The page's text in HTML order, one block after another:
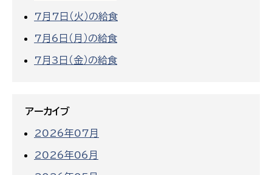
7月7日（火）の給食
7月6日（月）の給食
7月3日（金）の給食
アーカイブ
2026年07月
2026年06月